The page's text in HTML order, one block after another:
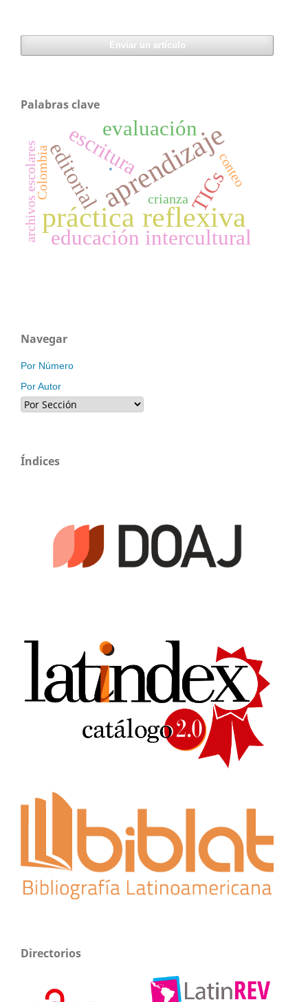
Enviar un artículo
Palabras clave
práctica reflexiva
aprendizaje
editorial
educación intercultural
.
TICs
evaluación
escritura
archivos escolares crianza
Colombia conteo
Navegar
Por Número
Por Autor
Índices
Directorios